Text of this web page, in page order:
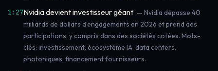
1:27Nvidia devient investisseur géant — Nvidia dépasse 40
milliards de dollars d’engagements en 2026 et prend des
participations, y compris dans des sociétés cotées. Mots-
clés: investissement, écosystème IA, data centers,
photoniques, financement fournisseurs.